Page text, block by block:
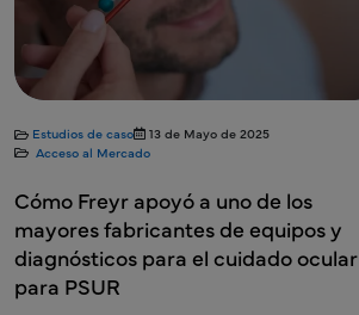
Estudios de caso
13 de Mayo de 2025
Acceso al Mercado
Cómo Freyr apoyó a uno de los
mayores fabricantes de equipos y
diagnósticos para el cuidado ocular
para PSUR